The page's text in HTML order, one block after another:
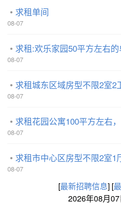
求租单间
08-07
求租:欢乐家园50平方左右
08-07
求租城东区域房型不限2室2
08-07
求租花园公寓100平方左右
08-07
求租市中心区房型不限2室1
08-07
[最新招聘信息] [
2026年08月